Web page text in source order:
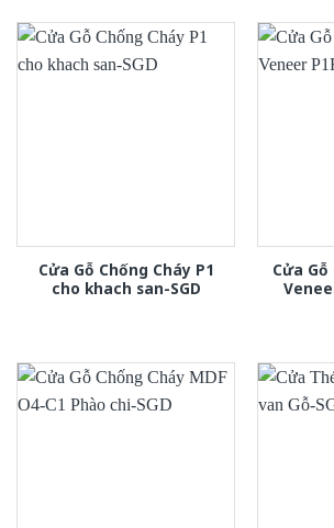
Cửa Gỗ Chống Cháy P1
cho khach san-SGD
Cửa Gỗ